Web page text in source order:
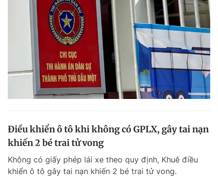
Điều khiển ô tô khi không có GPLX, gây tai nạn
khiến 2 bé trai tử vong
Không có giấy phép lái xe theo quy định, Khuê điều
khiển ô tô gây tai nạn khiến 2 bé trai tử vong.